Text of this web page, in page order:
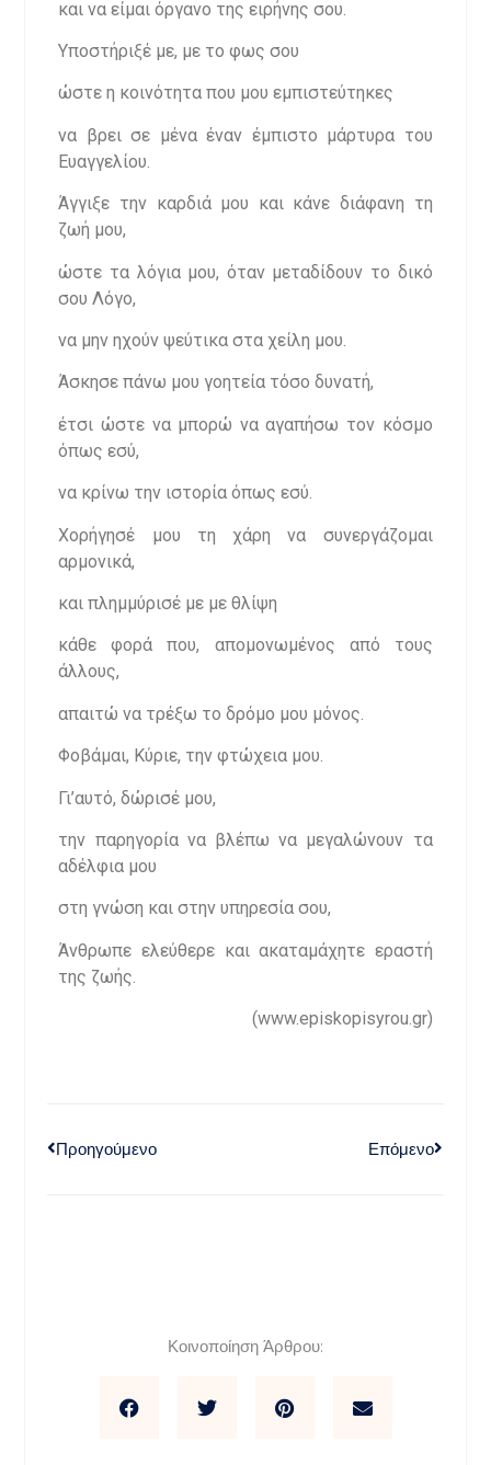
και να είμαι όργανο της ειρήνης σου.
Υποστήριξέ με, με το φως σου
ώστε η κοινότητα που μου εμπιστεύτηκες
να βρει σε μένα έναν έμπιστο μάρτυρα του
Ευαγγελίου.
Άγγιξε την καρδιά μου και κάνε διάφανη τη
ζωή μου,
ώστε τα λόγια μου, όταν μεταδίδουν το δικό
σου Λόγο,
να μην ηχούν ψεύτικα στα χείλη μου.
Άσκησε πάνω μου γοητεία τόσο δυνατή,
έτσι ώστε να μπορώ να αγαπήσω τον κόσμο
όπως εσύ,
να κρίνω την ιστορία όπως εσύ.
Χορήγησέ μου τη χάρη να συνεργάζομαι
αρμονικά,
και πλημμύρισέ με με θλίψη
κάθε φορά που, απομονωμένος από τους
άλλους,
απαιτώ να τρέξω το δρόμο μου μόνος.
Φοβάμαι, Κύριε, την φτώχεια μου.
Γι’αυτό, δώρισέ μου,
την παρηγορία να βλέπω να μεγαλώνουν τα
αδέλφια μου
στη γνώση και στην υπηρεσία σου,
Άνθρωπε ελεύθερε και ακαταμάχητε εραστή
της ζωής.
(www.episkopisyrou.gr)
Προηγούμενο Επόμενο
Κοινοποίηση Άρθρου: